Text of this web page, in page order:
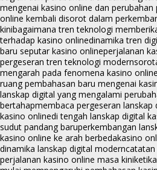
mengenai kasino online dan
online kembali disorot dalam
kinibagaimana tren teknologi
terhadap kasino onlinedinamika tren
baru seputar kasino onlineperjalanan
pergeseran tren teknologi modern
mengarah pada fenomena kasino online
ruang pembahasan baru mengenai
lanskap digital yang mengalami
bertahapmembaca pergeseran
kasino onlinedi tengah lanskap digital
sudut pandang baruperkembangan
kasino online ke arah berbedakasino
dinamika lanskap digital moderncatatan
perjalanan kasino online masa kini